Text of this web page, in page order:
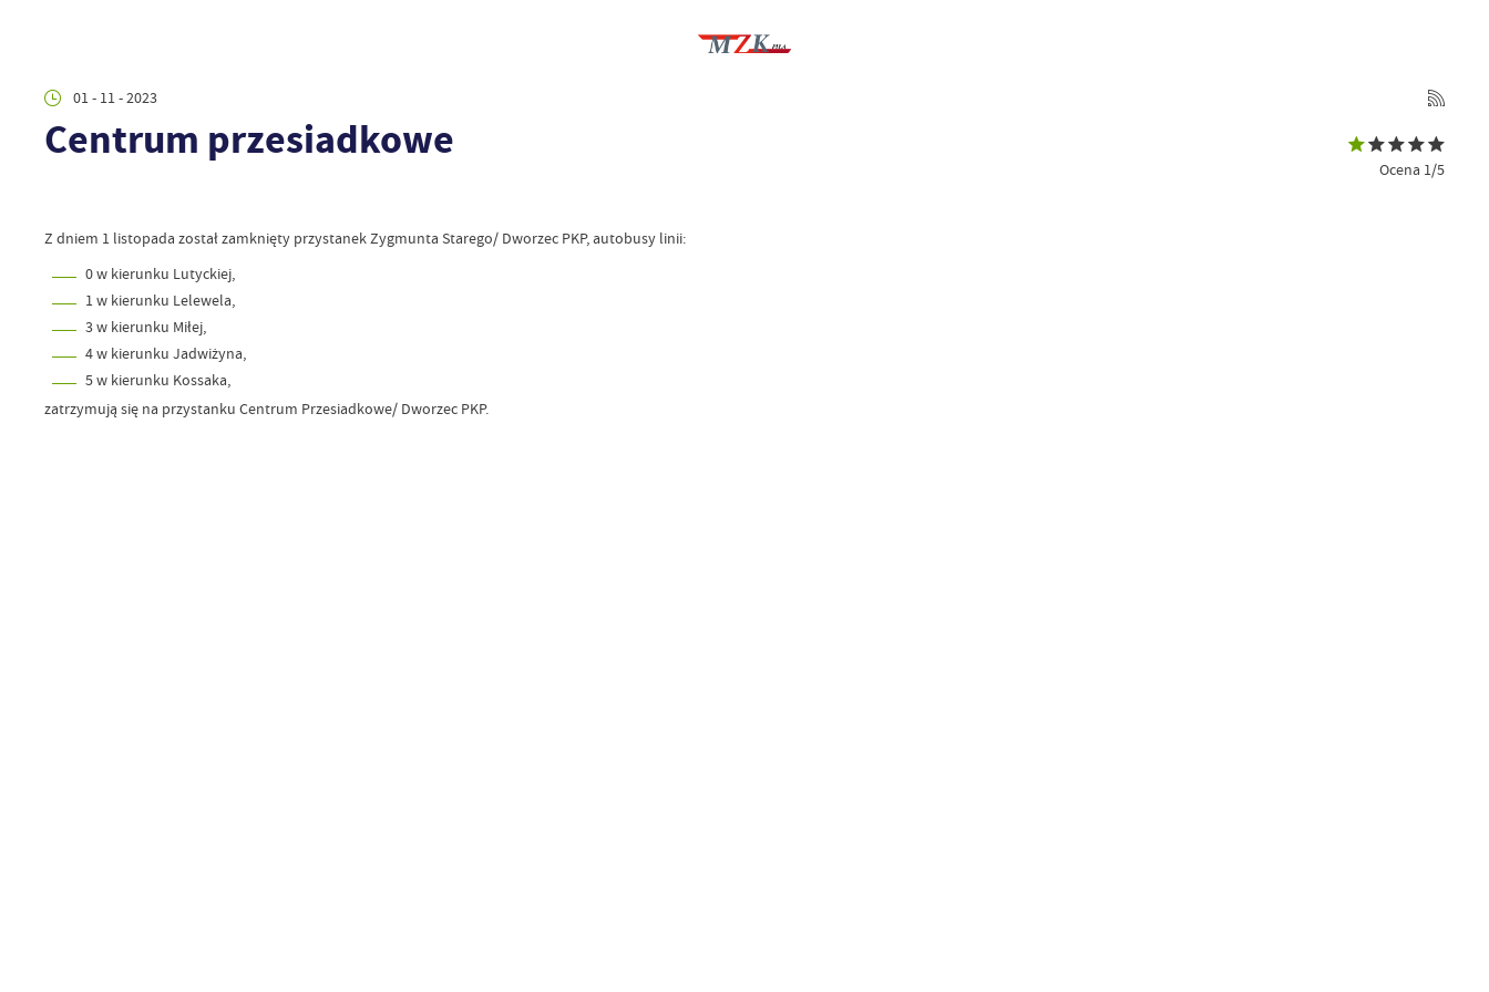
01 - 11 - 2023
Centrum przesiadkowe
Ocena 1/5
Z dniem 1 listopada został zamknięty przystanek Zygmunta Starego/ Dworzec PKP, autobusy linii:
0 w kierunku Lutyckiej,
1 w kierunku Lelewela,
3 w kierunku Miłej,
4 w kierunku Jadwiżyna,
5 w kierunku Kossaka,
zatrzymują się na przystanku Centrum Przesiadkowe/ Dworzec PKP.